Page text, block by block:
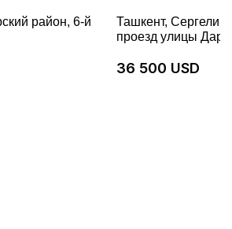
район, 6-й
Ташкент,
проезд улицы
36 500 USD